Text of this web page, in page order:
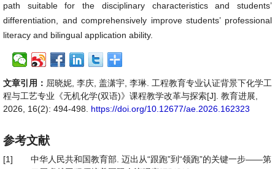
path suitable for the disciplinary characteristics and students’
differentiation, and comprehensively improve students’ professional
literacy and bilingual application ability.
文章引用： 屈晓妮, 李庆, 盖潇宇, 李琳. 工程教育专业认证背景下化学工
程与工艺专业《无机化学(双语)》课程教学改革与探索[J]. 教育进展,
2026, 16(2): 494-498. https://doi.org/10.12677/ae.2026.162323
参考文献
[1]
中华人民共和国教育部. 迈出从“跟跑”到“领跑”的关键一步——第